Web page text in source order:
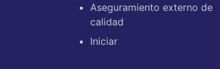
Aseguramiento externo de
calidad
Iniciar